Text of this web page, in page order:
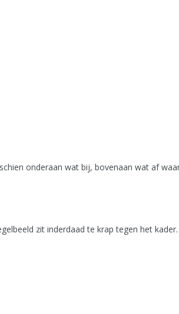
onderaan wat bij, bovenaan wat af
zit inderdaad te krap tegen het